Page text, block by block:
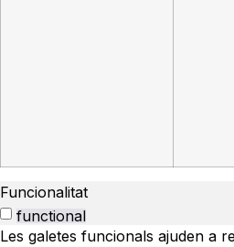
Funcionalitat
functional
Les galetes funcionals ajuden a